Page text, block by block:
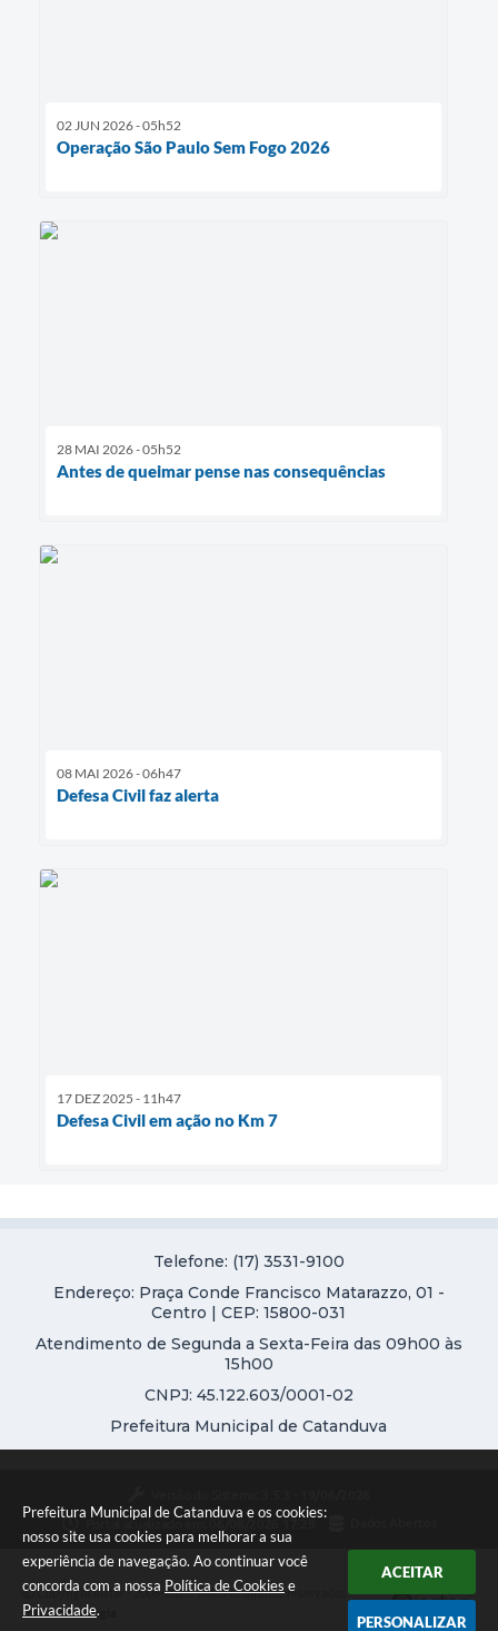
Prefeitura Municipal de Catanduva e os cookies:
nosso site usa cookies para melhorar a sua
experiência de navegação. Ao continuar você
concorda com a nossa Política de Cookies e
Privacidade.
ACEITAR
PERSONALIZAR
02 JUN 2026 - 05h52
Operação São Paulo Sem Fogo 2026
28 MAI 2026 - 05h52
Antes de queimar pense nas consequências
08 MAI 2026 - 06h47
Defesa Civil faz alerta
17 DEZ 2025 - 11h47
Defesa Civil em ação no Km 7
Telefone: (17) 3531-9100
Endereço: Praça Conde Francisco Matarazzo, 01 -
Centro | CEP: 15800-031
Atendimento de Segunda a Sexta-Feira das 09h00 às
15h00
CNPJ: 45.122.603/0001-02
Prefeitura Municipal de Catanduva
Portal atualizado em:
Copyright Instar - 2006-2026. Todos os direitos reservados -
Instar Tecnologia